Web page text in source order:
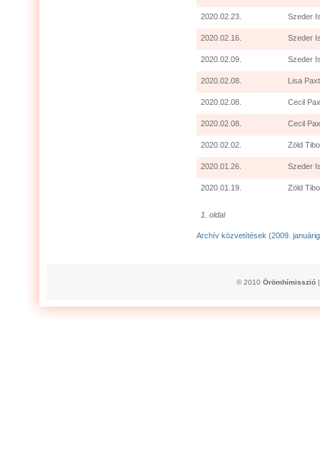
2020.02.23. Szeder
2020.02.16. Szeder
2020.02.09. Szeder
2020.02.08. Lisa
2020.02.08. Cecil
2020.02.08. Cecil
2020.02.02. Zöld
2020.01.26. Szeder
2020.01.19. Zöld
1. oldal
Archív közvetítések (2009.
© 2010 Örömhímisszió